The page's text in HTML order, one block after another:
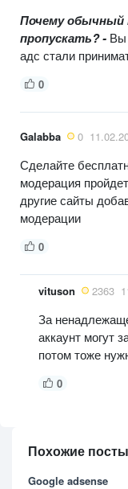
Почему обычный
пропускать? - Вы
адс стали
0
Galabba 0
Сделайте
модерация
другие сайты
модерации
0
vituson 2363
За
аккаунт могут
потом тоже
0
Похожие посты
Google adsense